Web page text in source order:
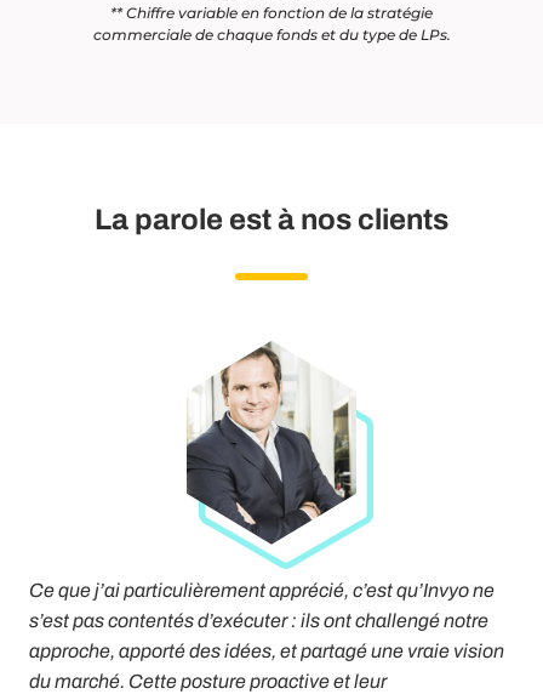
** Chiffre variable en fonction de la stratégie
commerciale de chaque fonds et du type de LPs.
La parole est à nos clients
Ce que j’ai particulièrement apprécié, c’est qu’Invyo ne
s’est pas contentés d’exécuter : ils ont challengé notre
approche, apporté des idées, et partagé une vraie vision
du marché. Cette posture proactive et leur